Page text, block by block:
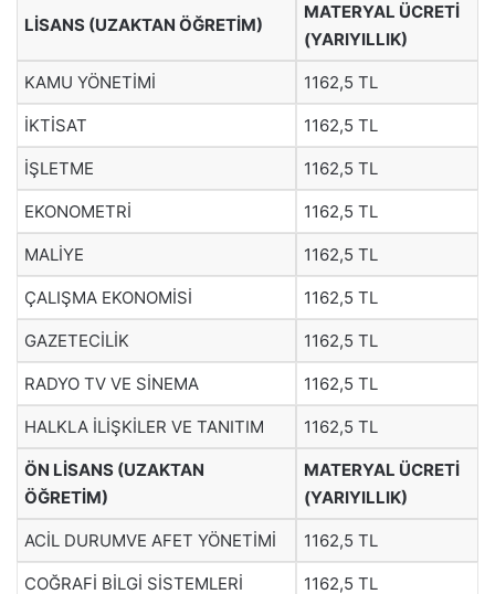
LİSANS (UZAKTAN ÖĞRETİM)
MATERYAL ÜCRETİ
(YARIYILLIK)
KAMU YÖNETİMİ 1162,5 TL
İKTİSAT 1162,5 TL
İŞLETME 1162,5 TL
EKONOMETRİ 1162,5 TL
MALİYE 1162,5 TL
ÇALIŞMA EKONOMİSİ 1162,5 TL
GAZETECİLİK 1162,5 TL
RADYO TV VE SİNEMA 1162,5 TL
HALKLA İLİŞKİLER VE TANITIM 1162,5 TL
ÖN LİSANS (UZAKTAN
ÖĞRETİM)
MATERYAL ÜCRETİ
(YARIYILLIK)
ACİL DURUMVE AFET YÖNETİMİ 1162,5 TL
COĞRAFİ BİLGİ SİSTEMLERİ 1162,5 TL